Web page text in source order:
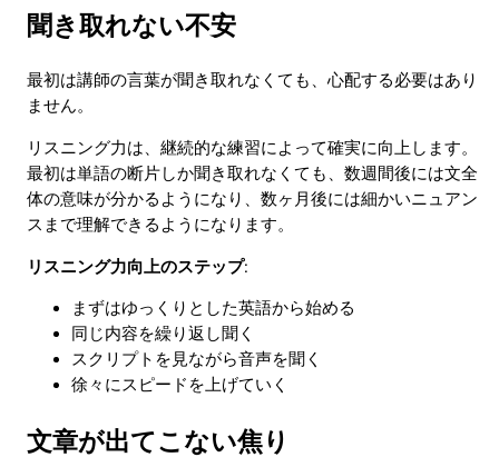
聞き取れない不安
最初は講師の言葉が聞き取れなくても、心配する必要はあり
ません。
リスニング力は、継続的な練習によって確実に向上します。
最初は単語の断片しか聞き取れなくても、数週間後には文全
体の意味が分かるようになり、数ヶ月後には細かいニュアン
スまで理解できるようになります。
リスニング力向上のステップ:
まずはゆっくりとした英語から始める
同じ内容を繰り返し聞く
スクリプトを見ながら音声を聞く
徐々にスピードを上げていく
文章が出てこない焦り